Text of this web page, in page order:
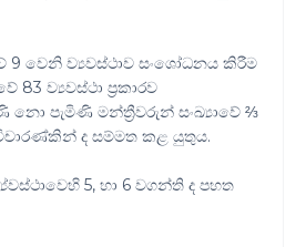
9 වෙනි ව්‍යවස්ථාව සංශෝධනය කිරීම
83 ව්‍යවස්ථා ප්‍රකාරව
නො පැමිණි මන්ත්‍රීවරුන් සංඛ්‍යාවේ ⅔
ද සම්මත කළ යුතුය.
5, හා 6 වගන්ති ද පහත